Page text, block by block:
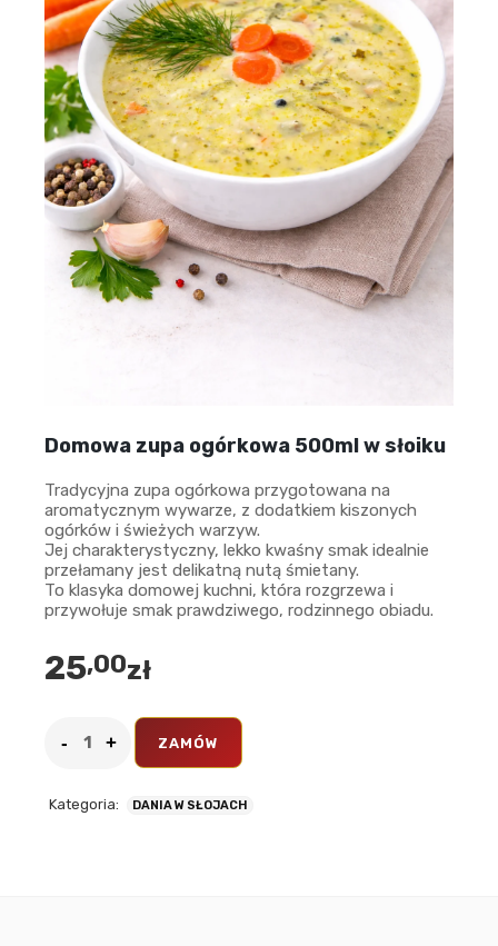
Domowa zupa ogórkowa 500ml w słoiku
Tradycyjna zupa ogórkowa przygotowana na
aromatycznym wywarze, z dodatkiem kiszonych
ogórków i świeżych warzyw.
Jej charakterystyczny, lekko kwaśny smak idealnie
przełamany jest delikatną nutą śmietany.
To klasyka domowej kuchni, która rozgrzewa i
przywołuje smak prawdziwego, rodzinnego obiadu.
25,00zł
ZAMÓW
Kategoria: DANIA W SŁOJACH